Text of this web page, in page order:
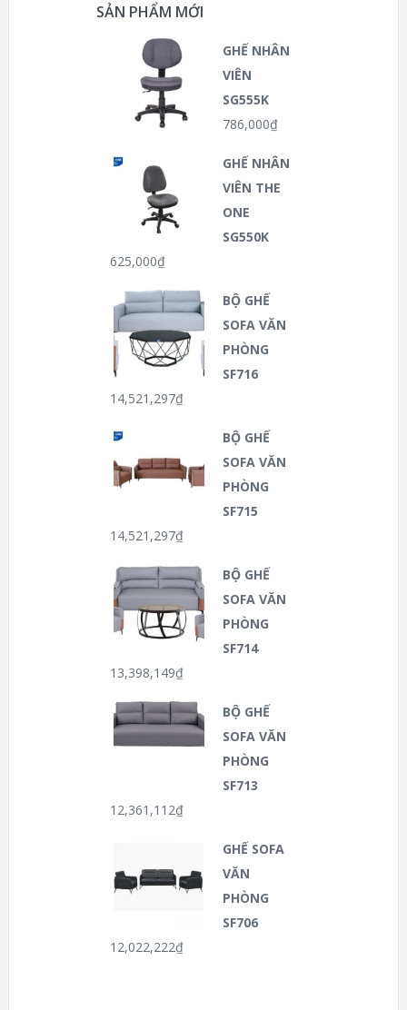
SẢN PHẨM MỚI
GHẾ NHÂN
VIÊN
SG555K
786,000₫
GHẾ NHÂN
VIÊN THE
ONE
SG550K
625,000₫
BỘ GHẾ
SOFA VĂN
PHÒNG
SF716
14,521,297₫
BỘ GHẾ
SOFA VĂN
PHÒNG
SF715
14,521,297₫
BỘ GHẾ
SOFA VĂN
PHÒNG
SF714
13,398,149₫
BỘ GHẾ
SOFA VĂN
PHÒNG
SF713
12,361,112₫
GHẾ SOFA
VĂN
PHÒNG
SF706
12,022,222₫